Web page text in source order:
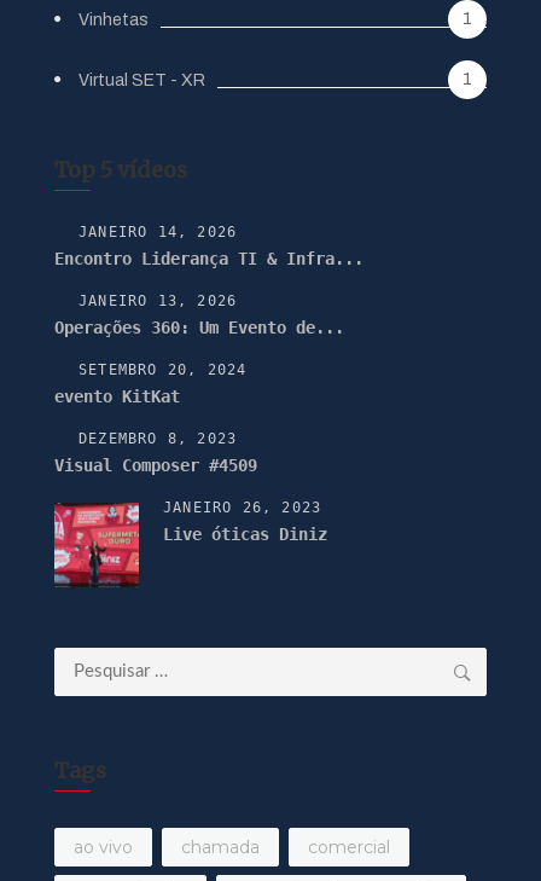
Vinhetas 1
Virtual SET - XR 1
Top 5 vídeos
JANEIRO 14, 2026
Encontro Liderança TI & Infra...
JANEIRO 13, 2026
Operações 360: Um Evento de...
SETEMBRO 20, 2024
evento KitKat
DEZEMBRO 8, 2023
Visual Composer #4509
JANEIRO 26, 2023
Live óticas Diniz
Pesquisar
por:
Tags
ao vivo chamada comercial